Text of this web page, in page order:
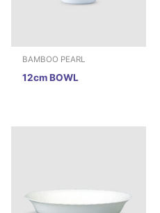
BAMBOO PEARL
12cm BOWL